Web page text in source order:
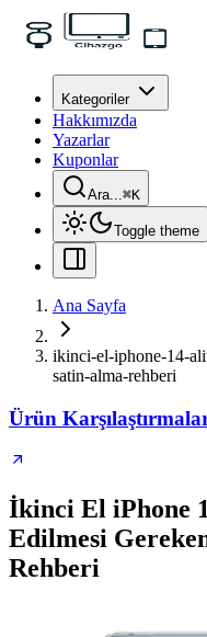
Kategoriler
Hakkımızda
Yazarlar
Kuponlar
Ara...⌘K
Toggle theme
Ana Sayfa
ikinci-el-iphone-14-
satin-alma-rehberi
Ürün
İkinci El iPhone
Edilmesi
Rehberi